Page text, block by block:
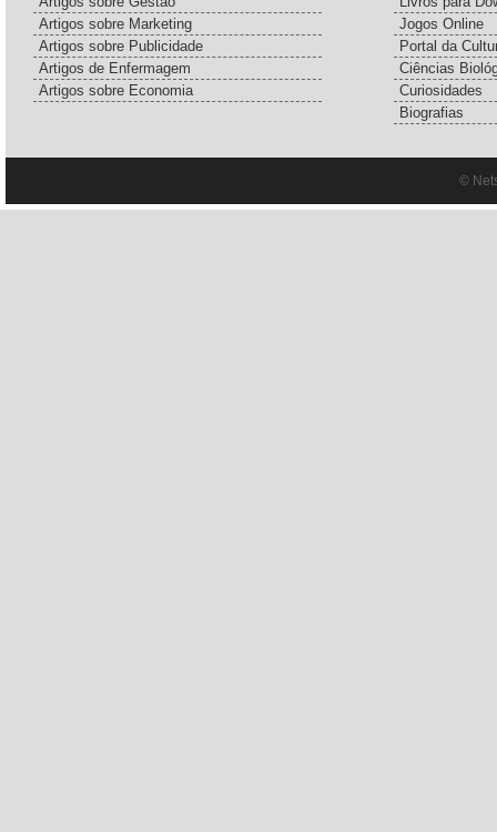
Artigos sobre Marketing
Artigos sobre Publicidade
Artigos de Enfermagem
Artigos sobre Economia
Jogos Online
Portal da
Ciências
Curiosidades
Biografias
©